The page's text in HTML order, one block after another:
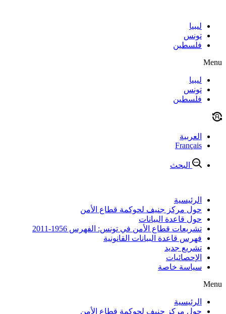
contentليبيا
تونس
فلسطين
Menu
ليبيا
تونس
فلسطين
العربية
Français
البحث
الرئيسية
حول مركز جنيف لحوكمة قطاع الأمن
حول قاعدة البيانات
تشريعات قطاع الأمن في تونس: الفهرس 1956-2011
فهرس قاعدة البيانات القانونية
تشريع جديد
الإحصائيات
سياسة خاصة
Menu
الرئيسية
حول مركز جنيف لحوكمة قطاع الأمن